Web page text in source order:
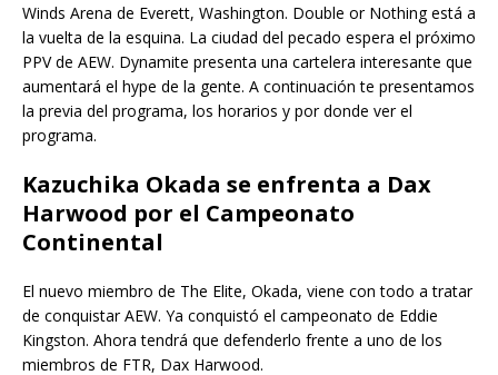
Winds Arena de Everett, Washington. Double or Nothing está a
la vuelta de la esquina. La ciudad del pecado espera el próximo
PPV de AEW. Dynamite presenta una cartelera interesante que
aumentará el hype de la gente. A continuación te presentamos
la previa del programa, los horarios y por donde ver el
programa.
Kazuchika Okada se enfrenta a Dax
Harwood por el Campeonato
Continental
El nuevo miembro de The Elite, Okada, viene con todo a tratar
de conquistar AEW. Ya conquistó el campeonato de Eddie
Kingston. Ahora tendrá que defenderlo frente a uno de los
miembros de FTR, Dax Harwood.